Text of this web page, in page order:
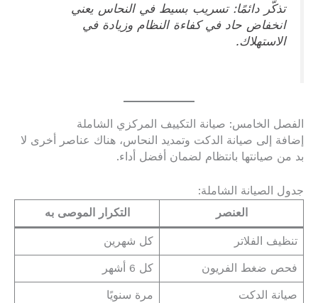
تذكّر دائمًا: تسريب بسيط في النحاس يعني
انخفاض حاد في كفاءة النظام وزيادة في
الاستهلاك.
الفصل الخامس: صيانة التكييف المركزي الشاملة
إضافة إلى صيانة الدكت وتمديد النحاس، هناك عناصر أخرى لا
بد من صيانتها بانتظام لضمان أفضل أداء.
جدول الصيانة الشاملة:
العنصر
التكرار الموصى به
تنظيف الفلاتر كل شهرين
فحص ضغط الفريون كل 6 أشهر
صيانة الدكت مرة سنويًا